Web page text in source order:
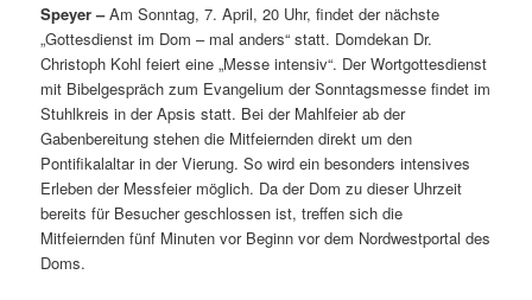
Speyer –Am Sonntag, 7. April, 20 Uhr, findet der nächste
„Gottesdienst im Dom – mal anders“ statt. Domdekan Dr.
Christoph Kohl feiert eine „Messe intensiv“. Der Wortgottesdienst
mit Bibelgespräch zum Evangelium der Sonntagsmesse findet im
Stuhlkreis in der Apsis statt. Bei der Mahlfeier ab der
Gabenbereitung stehen die Mitfeiernden direkt um den
Pontifikalaltar in der Vierung. So wird ein besonders intensives
Erleben der Messfeier möglich. Da der Dom zu dieser Uhrzeit
bereits für Besucher geschlossen ist, treffen sich die
Mitfeiernden fünf Minuten vor Beginn vor dem Nordwestportal des
Doms.